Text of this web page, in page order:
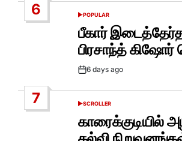
6
POSTED
POPULAR
பீகார்
பிரசாந்த் கிஷோர்
Post6 days ago
7
POSTED
SCROLLER
காரைக்குடியில்